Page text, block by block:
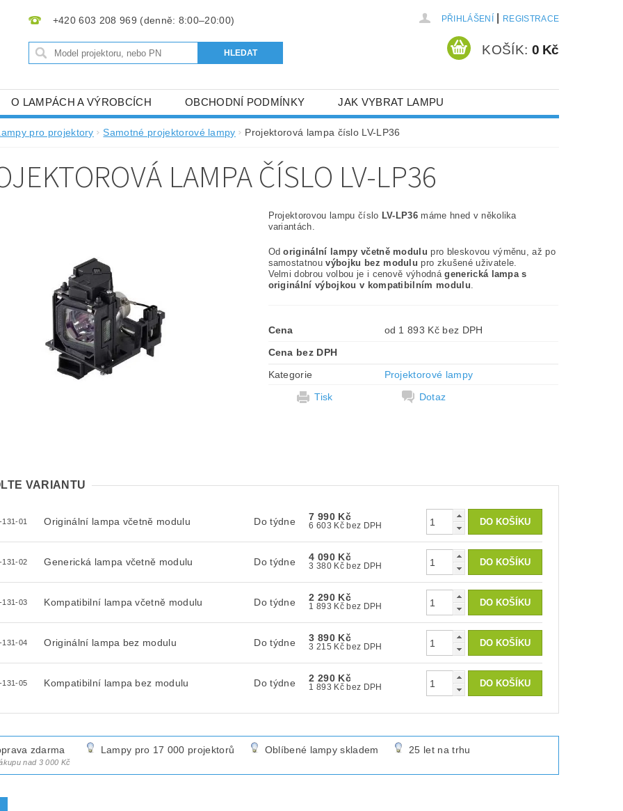
+420 603 208 969 PŘIHLÁŠENÍ REGISTRACE
KOŠÍK: 0 Kč
O LAMPÁCH A VÝROBCÍCH OBCHODNÍ PODMÍNKY JAK VYBRAT LAMPU
pro projektory Samotné projektorové lampy Projektorová lampa číslo LV-LP36
LAMPA ČÍSLO LV-LP36
Projektorovou lampu číslo LV-LP36 máme hned v několika
variantách.
Odoriginální lampy včetně modulu pro bleskovou výměnu, až po
samostatnouvýbojku bez modulu pro zkušené uživatele.
Velmi dobrou volbou je i cenově výhodnágenerická lampa s
originální výbojkou v kompatibilním modulu.
Cena
od 1 893 Kč bez DPH
Cena bez DPH
Kategorie
Projektorové lampy
Tisk
Dotaz
VARIANTU
131-01 Originální lampa včetně modulu Do týdne 7 990 Kč
6 603 Kč bez DPH
131-02 Generická lampa včetně modulu Do týdne 4 090 Kč
3 380 Kč bez DPH
131-03 Kompatibilní lampa včetně modulu Do týdne 2 290 Kč
1 893 Kč bez DPH
131-04 Originální lampa bez modulu Do týdne 3 890 Kč
3 215 Kč bez DPH
131-05 Kompatibilní lampa bez modulu Do týdne 2 290 Kč
1 893 Kč bez DPH
zdarma
nad 3 000 Kč
Lampy pro 17 000 projektorů Oblíbené lampy skladem 25 let na trhu